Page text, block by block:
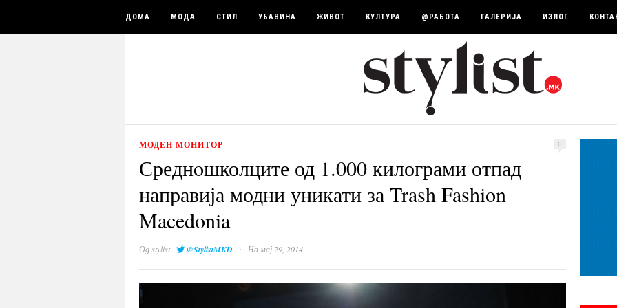
ДОМА МОДА СТИЛ УБАВИНА ЖИВОТ КУЛТУРА @РАБОТА ГАЛЕРИЈА ИЗЛОГ
МОДЕН МОНИТОР 0
Среднoшколците од 1.000 килограми отпад
направија модни уникати за Trash Fashion
Macedonia
Одstylist @StylistMKD · На мај 29, 2014